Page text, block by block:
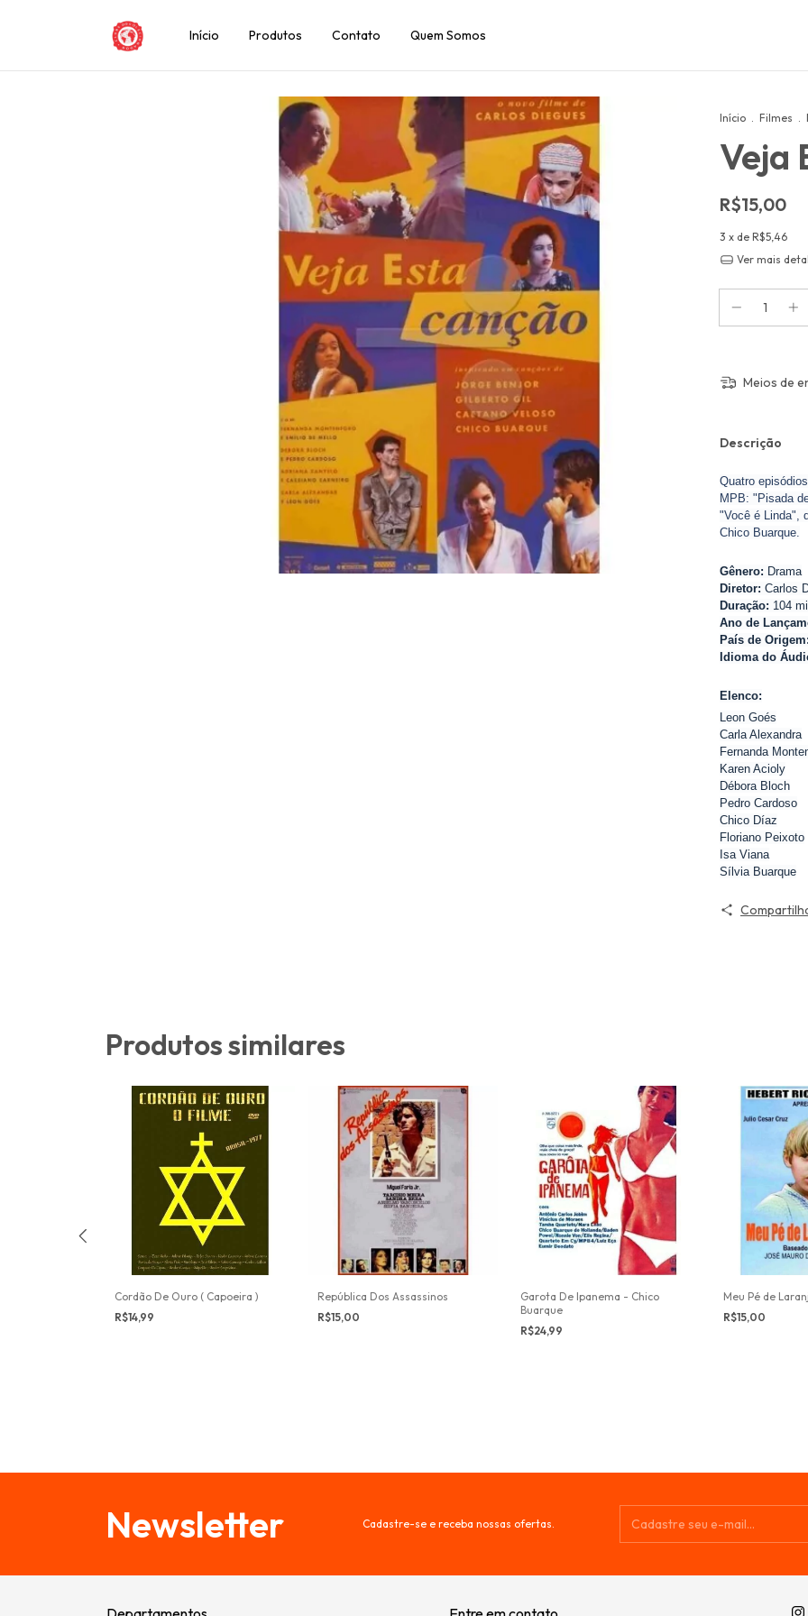
Início Produtos Contato Quem Somos
Início . Filmes .
Veja
R$15,00
3 x de R$5,46
Ver mais
Meios de
Descrição
Quatro
MPB: "Pisada
"Você é Linda",
Chico Buarque.
Gênero: Drama
Diretor: Carlos
Duração: 104
Ano de
País de
Idioma do
Elenco:
Leon Goés
Carla Alexandra
Fernanda
Karen Acioly
Débora Bloch
Pedro Cardoso
Chico Díaz
Floriano Peixoto
Isa Viana
Sílvia Buarque
Produtos similares
Cordão De Ouro ( Capoeira )
R$14,99
República Dos Assassinos
R$15,00
Garota De Ipanema - Chico
Buarque
R$24,99
Meu Pé de
R$15,00
Newsletter Cadastre-se e receba nossas ofertas.